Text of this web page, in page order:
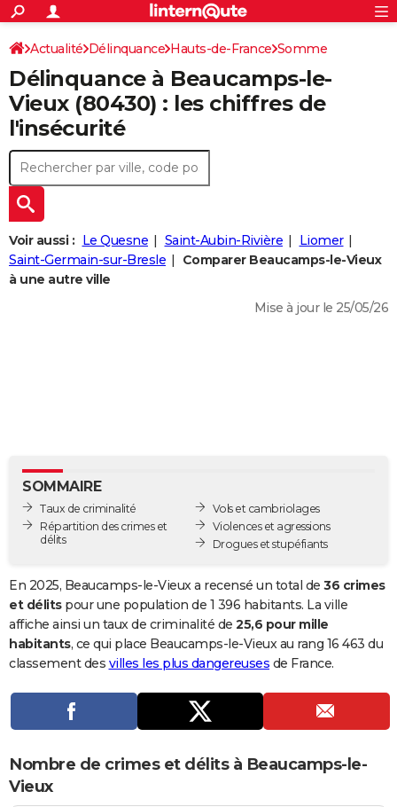
ACTUALITÉS
Politique
Société
Faits Divers
Education
Monde
Villes
+
SPORT
Coupe du monde 2026
Football
Tennis
Cyclisme
Rugby
Forum
CULTURE
Programme TV
TNT
Streaming
Cinéma
Sorties cinéma
Musique
+FINANCE
Retraite
Impôts
Epargne
Immobilier
Risques naturels par ville
Banque
Assurance
CréditAUTO
Essais
Réserver un essai
Citadines
Berlines
SUV
Forum auto
+HIGH-TECH
Mobiles
Meilleur smartphone
Internet
Ordinateurs
Jeux vidéo
Guide high-tech
+
BRICOLAGE
Forum
Aménagement intérieur
Extérieur
Cuisine
Salle de bains
Jardinage
Rangement
+WEEK-END
BONS PLANS
CARTE DE VOEUX
Dictionnaire
Biographies
Citations
Expressions
Proverbes
PROGRAMME TV
S'inscrire
Se connecter
Lycées
Collèges
Primaires
Universités
Entreprises
Service militaire
Avis de recherche
AVIS DE DÉCÈS
Rechercher
S'inscrire
Connexion
Actualité Délinquance Hauts-de-France Somme
Beaucamps-le-Vieux
Délinquance à Beaucamps-le-
Vieux(80430) : les chiffres de
l'insécurité
Voir aussi : Le Quesne Saint-Aubin-Rivière
Liomer
Saint-Germain-sur-Bresle
Comparer Beaucamps-le-Vieux
à une autre ville
Mise à jour le 25/05/26
SOMMAIRE
Taux de criminalité
Répartition des crimes et
délits
Vols et cambriolages
Violences et agressions
Drogues et stupéfiants
En 2025, Beaucamps-le-Vieux a recensé un total de 36 crimes
et délitspour une population de 1 396 habitants. La ville
affiche ainsi un taux de criminalité de 25,6 pour mille
habitants, ce qui place Beaucamps-le-Vieux au rang 16 463 du
classement des villes les plus dangereuses de France.
Nombre de crimes et délits à Beaucamps-le-
Vieux